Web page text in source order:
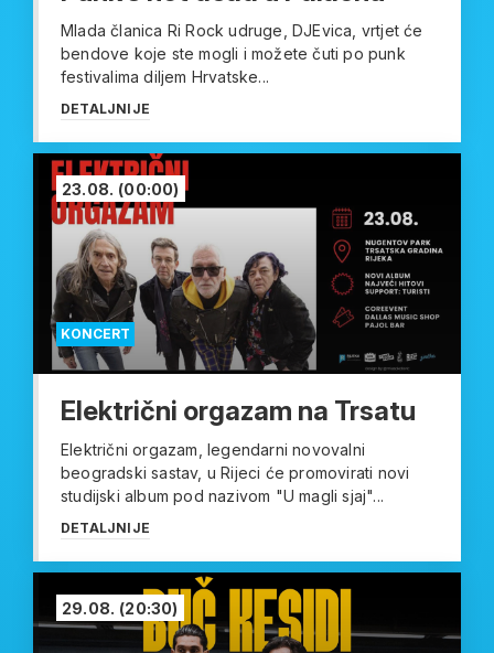
Mlada članica Ri Rock udruge, DJEvica, vrtjet će
bendove koje ste mogli i možete čuti po punk
festivalima diljem Hrvatske...
DETALJNIJE
KONCERT
23.08. (00:00)
Električni orgazam na Trsatu
Električni orgazam, legendarni novovalni
beogradski sastav, u Rijeci će promovirati novi
studijski album pod nazivom "U magli sjaj"...
DETALJNIJE
29.08. (20:30)